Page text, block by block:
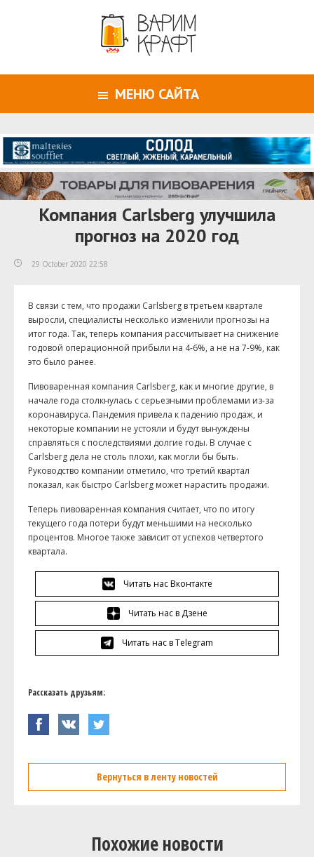
МЕНЮ САЙТА
Компания Carlsberg улучшила
прогноз на 2020 год
29 October 2020 22:58
В связи с тем, что продажи Carlsberg в третьем квартале
выросли, специалисты несколько изменили прогнозы на
итог года. Так, теперь компания рассчитывает на снижение
годовой операционной прибыли на 4-6%, а не на 7-9%, как
это было ранее.
Пивоваренная компания Carlsberg, как и многие другие, в
начале года столкнулась с серьезными проблемами из-за
коронавируса. Пандемия привела к падению продаж, и
некоторые компании не устояли и будут вынуждены
справляться с последствиями долгие годы. В случае с
Carlsberg дела не столь плохи, как могли бы быть.
Руководство компании отметило, что третий квартал
показал, как быстро Carlsberg может нарастить продажи.
Теперь пивоваренная компания считает, что по итогу
текущего года потери будут меньшими на несколько
процентов. Многое также зависит от успехов четвертого
квартала.
Читать нас Вконтакте
Читать нас в Дзене
Читать нас в Telegram
Рассказать друзьям:
Вернуться в ленту новостей
Похожие новости